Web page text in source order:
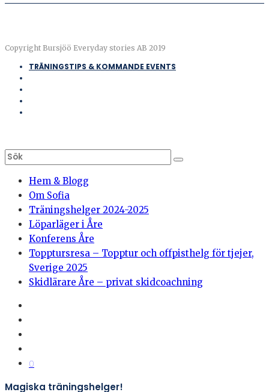
Copyright Bursjöö Everyday stories AB 2019
TRÄNINGSTIPS & KOMMANDE EVENTS
Hem & Blogg
Om Sofia
Träningshelger 2024-2025
Löparläger i Åre
Konferens Åre
Topptursresa – Topptur och offpisthelg för tjejer,
Sverige 2025
Skidlärare Åre – privat skidcoachning
0
Magiska träningshelger!